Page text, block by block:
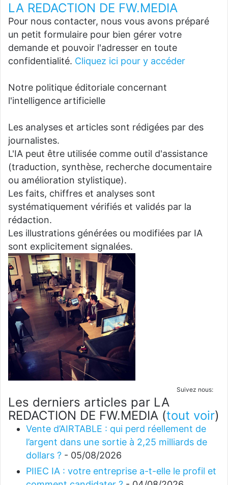
LA REDACTION DE FW.MEDIA
Pour nous contacter, nous vous avons préparé
un petit formulaire pour bien gérer votre
demande et pouvoir l'adresser en toute
confidentialité. Cliquez ici pour y accéder
Notre politique éditoriale concernant
l'intelligence artificielle
Les analyses et articles sont rédigées par des
journalistes.
L'IA peut être utilisée comme outil d'assistance
(traduction, synthèse, recherche documentaire
ou amélioration stylistique).
Les faits, chiffres et analyses sont
systématiquement vérifiés et validés par la
rédaction.
Les illustrations générées ou modifiées par IA
sont explicitement signalées.
Suivez nous:
Les derniers articles par LA
REDACTION DE FW.MEDIA (tout voir)
Vente d’AIRTABLE : qui perd réellement de
l’argent dans une sortie à 2,25 milliards de
dollars ? - 05/08/2026
PIIEC IA : votre entreprise a-t-elle le profil et